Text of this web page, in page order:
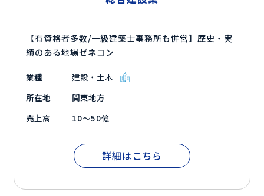
【有資格者多数/一級建築士事務所も併営】歴史・実
績のある地場ゼネコン
業種
建設・土木
所在地
関東地方
売上高
10～50億
詳細はこちら